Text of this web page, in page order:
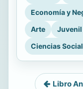
Economía y
Arte
Juvenil
Ciencias
Libro